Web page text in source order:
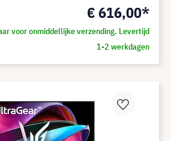
€ 616,00*
voor onmiddellijke verzending. Levertijd
1-2 werkdagen